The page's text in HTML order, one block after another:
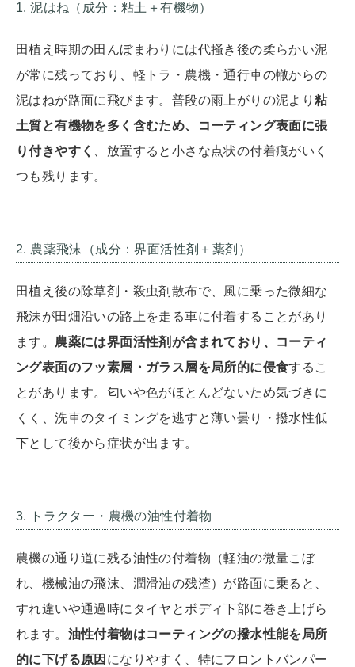
1. 泥はね（成分：粘土＋有機物）
田植え時期の田んぼまわりには代掻き後の柔らかい泥
が常に残っており、軽トラ・農機・通行車の轍からの
泥はねが路面に飛びます。普段の雨上がりの泥より粘
土質と有機物を多く含むため、コーティング表面に張
り付きやすく
、放置すると小さな点状の付着痕がいく
つも残ります。
2. 農薬飛沫（成分：界面活性剤＋薬剤）
田植え後の除草剤・殺虫剤散布で、風に乗った微細な
飛沫が田畑沿いの路上を走る車に付着することがあり
ます。 農薬には界面活性剤が含まれており、コーティ
ング表面のフッ素層・ガラス層を局所的に侵食するこ
とがあります。匂いや色がほとんどないため気づきに
くく、洗車のタイミングを逃すと薄い曇り・撥水性低
下として後から症状が出ます。
3. トラクター・農機の油性付着物
農機の通り道に残る油性の付着物（軽油の微量こぼ
れ、機械油の飛沫、潤滑油の残渣）が路面に乗ると、
すれ違いや通過時にタイヤとボディ下部に巻き上げら
れます。 油性付着物はコーティングの撥水性能を局所
的に下げる原因 になりやすく、特にフロントバンパー